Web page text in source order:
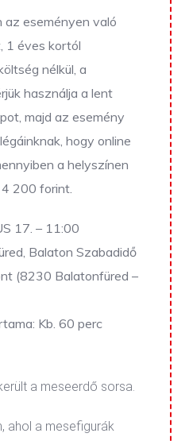
az eseményen való
1 éves kortól
nélkül, a
használja a lent
majd az esemény
hogy online
a helyszínen
200 forint.
17. – 11:00
Balaton Szabadidő
(8230 Balatonfüred –
Kb. 60 perc
a meseerdő sorsa.
ahol a mesefigurák